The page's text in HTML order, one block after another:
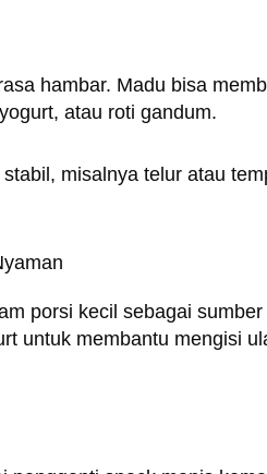
hambar. Madu bisa
atau roti gandum.
misalnya telur atau
porsi kecil sebagai
untuk membantu mengisi